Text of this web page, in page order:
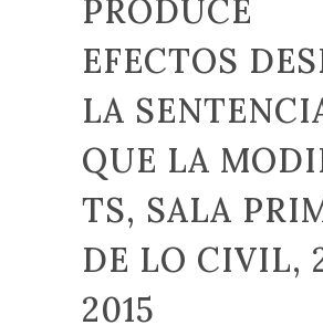
PRODUCE
EFECTOS
LA
QUE LA
TS, SALA
DE LO CIVIL,
2015